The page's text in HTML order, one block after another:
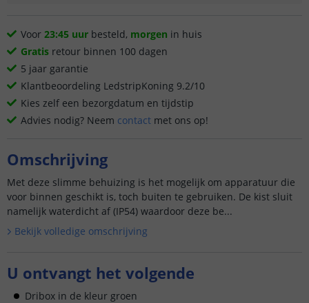
Voor 23:45 uur besteld, morgen in huis
Gratis retour binnen 100 dagen
5 jaar garantie
Klantbeoordeling LedstripKoning 9.2/10
Kies zelf een bezorgdatum en tijdstip
Advies nodig? Neem contact met ons op!
Omschrijving
Met deze slimme behuizing is het mogelijk om apparatuur die
voor binnen geschikt is, toch buiten te gebruiken. De kist sluit
namelijk waterdicht af (IP54) waardoor deze be...
Bekijk volledige omschrijving
U ontvangt het volgende
Dribox in de kleur groen